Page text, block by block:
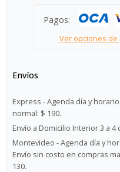
Pagos:
Ver opciones de
Envíos
Express - Agenda día y
normal: $ 190.
Envío a Domicilio Interior 3 a 4
Montevideo - Agenda día y
Envío sin costo en compras
130.